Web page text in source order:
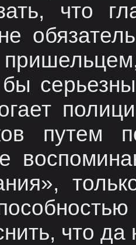
что
бы
путем
что да